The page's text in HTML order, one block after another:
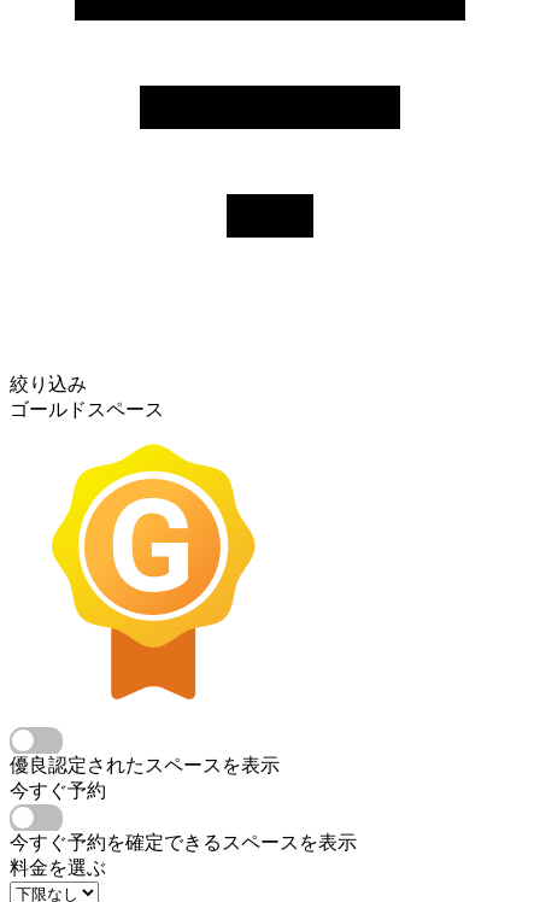
絞り込み
ゴールドスペース
優良認定されたスペースを表示
今すぐ予約
今すぐ予約を確定できるスペースを表示
料金を選ぶ